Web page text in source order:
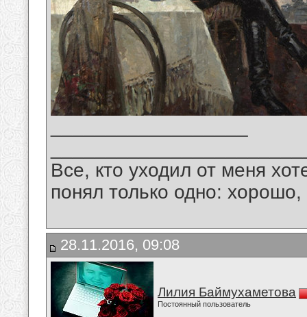
Все, кто уходил от меня
понял только одно:
28.11.2016, 09:08
Лилия Баймухаметова
Постоянный пользователь